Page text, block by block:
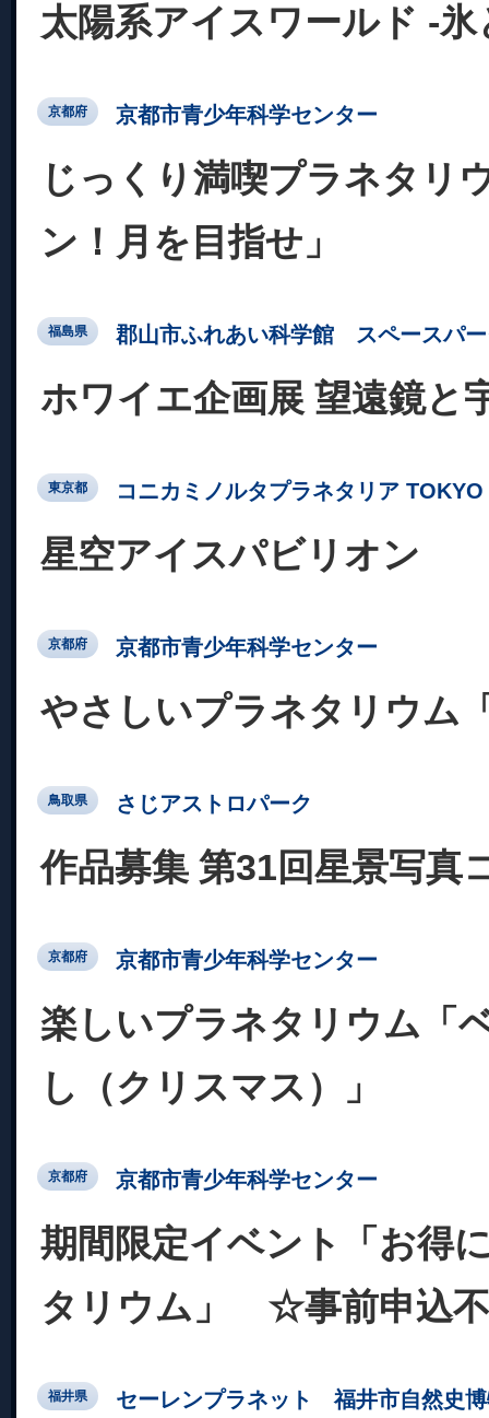
太陽系アイスワールド -
京都府 京都市青少年科学センター
じっくり満喫プラネタリ
ン！月を目指せ」
福島県 郡山市ふれあい科学館 スペースパ
ホワイエ企画展 望遠鏡と
東京都 コニカミノルタプラネタリア TOKYO
星空アイスパビリオン
京都府 京都市青少年科学センター
やさしいプラネタリウム
鳥取県 さじアストロパーク
作品募集 第31回星景写真
京都府 京都市青少年科学センター
楽しいプラネタリウム「
し（クリスマス）」
京都府 京都市青少年科学センター
期間限定イベント「お得
タリウム」 ☆事前申込
福井県 セーレンプラネット 福井市自然史